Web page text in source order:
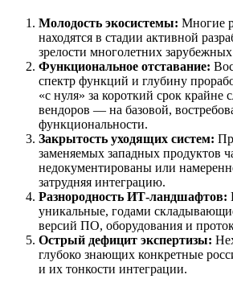
Молодость экосистемы: Многие
находятся в стадии активной
зрелости многолетних
Функциональное отставание:
спектр функций и глубину
«с нуля» за короткий срок крайне
вендоров — на базовой,
функциональности.
Закрытость уходящих систем:
заменяемых западных продуктов
недокументированы или
затрудняя интеграцию.
Разнородность ИТ-ландшафтов:
уникальные, годами
версий ПО, оборудования и
Острый дефицит экспертизы:
глубоко знающих конкретные
и их тонкости интеграции.